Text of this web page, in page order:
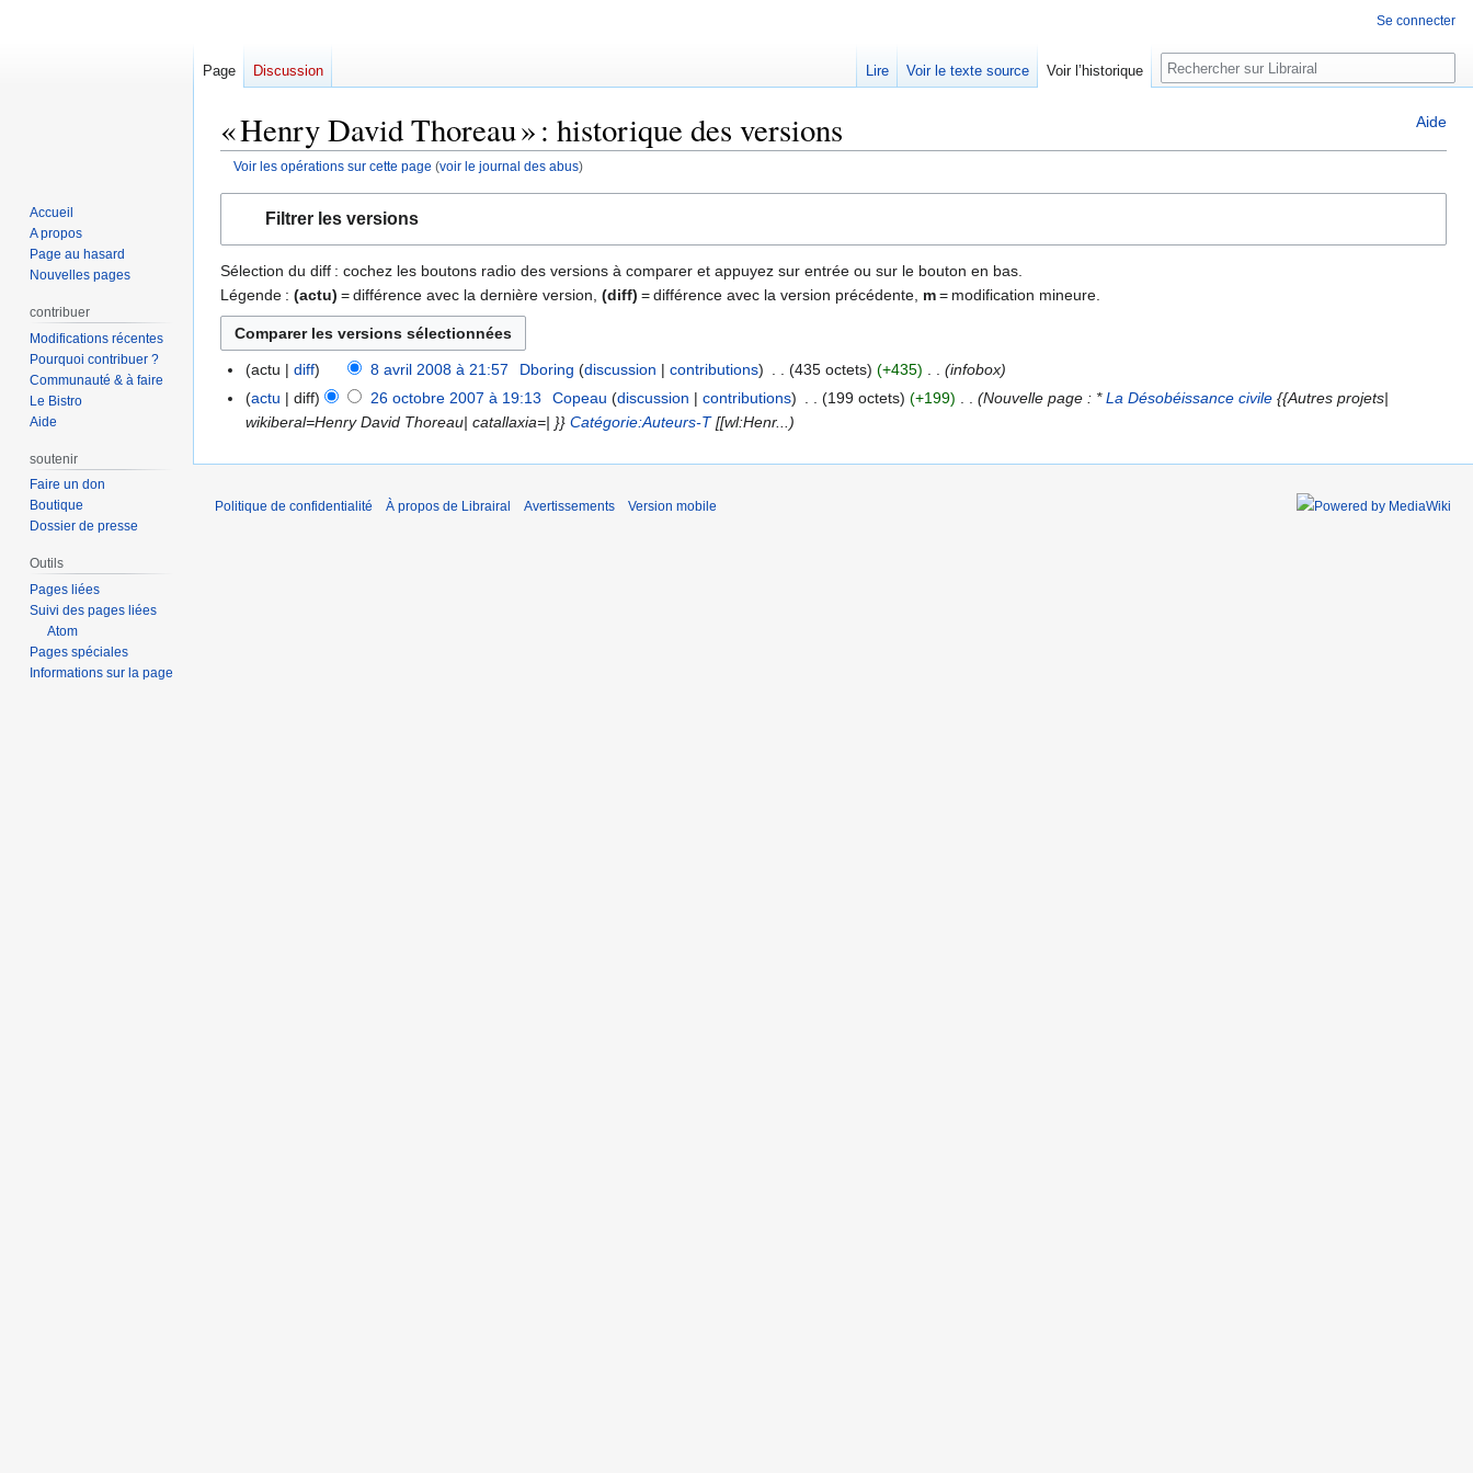
Aide
« Henry David Thoreau » : historique des versions
Voir les opérations sur cette page (voir le journal des abus)
navigation
recherche
Filtrer les versions
Sélection du diff : cochez les boutons radio des versions à comparer et appuyez sur entrée ou sur le bouton en bas.
Légende : (actu) = différence avec la dernière version, (diff) = différence avec la version précédente, m= modification mineure.
avril
2008
actu diff 8 avril 2008 à 21:57 Dboring discussion contributions 435 octets +435
infobox
26
octobre
actu diff 26 octobre 2007 à 19:13 Copeau discussion contributions 199 octets +199 Nouvelle page : *La Désobéissance civile{{Autres projets|
wikiberal=Henry David Thoreau| catallaxia=| }}Catégorie:Auteurs-T[[wl:Henr...
Se connecter
Page Discussion Lire Voir le texte source Voir l’historique Rechercher
Accueil
A propos
Page au hasard
Nouvelles pages
contribuer
Modifications récentes
Pourquoi contribuer ?
Communauté & à faire
Le Bistro
Aide
soutenir
Faire un don
Boutique
Dossier de presse
Outils
Pages liées
Suivi des pages liées
Atom
Pages spéciales
Informations sur la page
Politique de confidentialité À propos de Librairal Avertissements Version mobile